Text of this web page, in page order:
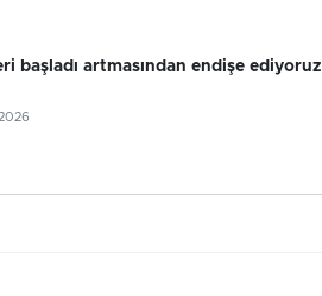
başladı artmasından endişe ediyoruz